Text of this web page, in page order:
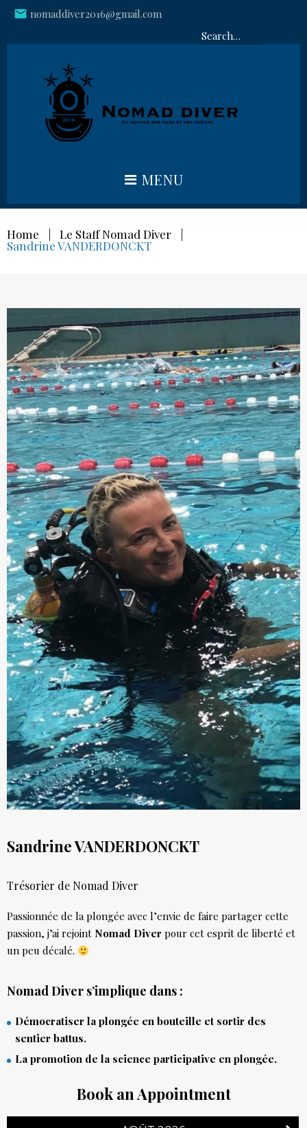
Skip
content
mail nomaddiver2016@gmail.com
:
MENU
Home Le Staff Nomad Diver
Sandrine VANDERDONCKT
Sandrine
VANDERDONCKT
Sandrine VANDERDONCKT
Trésorier de Nomad Diver
Passionnée de la plongée avec l’envie de faire partager cette
passion, j’ai rejoint Nomad Diver pour cet esprit de liberté et
un peu décalé.
Nomad Diver s’implique dans :
Démocratiser la plongée en bouteille et sortir des
sentier battus.
La promotion de la science participative en plongée.
Book an Appointment